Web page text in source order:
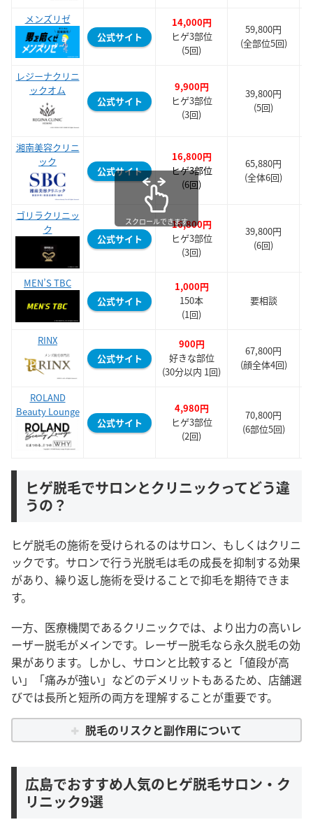
メンズリゼ
公式サイト
14,000円
ヒゲ3部位
(5回)
59,800円
(全部位5回)
レジーナクリニ
ックオム
公式サイト
9,900円
ヒゲ3部位
(3回)
39,800円
(5回)
湘南美容クリニ
ック
公式サイト
16,800円
ヒゲ3部位
(6回)
65,880円
(全体6回)
ゴリラクリニッ
ク
公式サイト
16,800円
ヒゲ3部位
(3回)
39,800円
(6回)
MEN’S TBC
公式サイト
1,000円
150本
(1回)
要相談
RINX
公式サイト
900円
好きな部位
(30分以内 1回)
67,800円
(顔全体4回)
ROLAND
Beauty Lounge
公式サイト
4,980円
ヒゲ3部位
(2回)
70,800円
(6部位5回)
スクロールできます
ヒゲ脱毛でサロンとクリニックってどう違
うの？
ヒゲ脱毛の施術を受けられるのはサロン、もしくはクリニ
ックです。サロンで行う光脱毛は毛の成長を抑制する効果
があり、繰り返し施術を受けることで抑毛を期待できま
す。
一方、医療機関であるクリニックでは、より出力の高いレ
ーザー脱毛がメインです。レーザー脱毛なら永久脱毛の効
果があります。しかし、サロンと比較すると「値段が高
い」「痛みが強い」などのデメリットもあるため、店舗選
びでは長所と短所の両方を理解することが重要です。
脱毛のリスクと副作用について
広島でおすすめ人気のヒゲ脱毛サロン・ク
リニック9選